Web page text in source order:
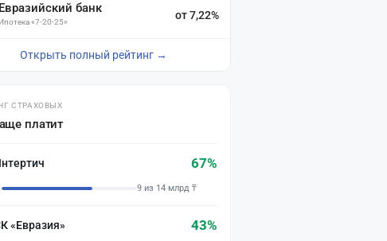
Евразийский банк
Ипотека «7-20-25»
от 7,22%
Открыть полный рейтинг →
СТРАХОВЫХ
платит
67%
9 из 14 млрд ₸
«Евразия» 43%